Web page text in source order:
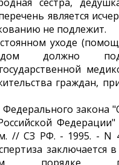
является
не подлежит.
уходе
должно
граждан,
закона
Федерации"
// СЗ РФ. - 1995. - N
заключается